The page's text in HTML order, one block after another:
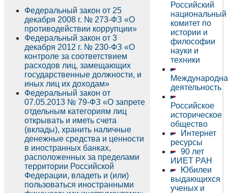
Российский
национальный
комитет по
истории и
философии
науки и
техники
деятельность
Российское
историческое
общество
Интернет
ресурсы
90 лет
ИИЕТ РАН
Юбилеи
выдающихся
ученых и
Федеральный закон от 25
декабря 2008 г. № 273-ФЗ «О
противодействии коррупции»
Федеральный закон от 3
декабря 2012 г. № 230-ФЗ «О
контроле за соответствием
расходов лиц, замещающих
государственные должности, и
иных лиц их доходам»
Федеральный закон от
07.05.2013 № 79-ФЗ «О запрете
отдельным категориям лиц
открывать и иметь счета
(вклады), хранить наличные
денежные средства и ценности
в иностранных банках,
расположенных за пределами
территории Российской
Федерации, владеть и (или)
пользоваться иностранными